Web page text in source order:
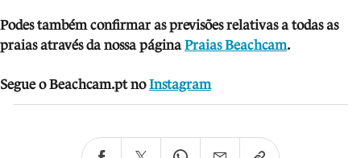
Podes também confirmar as previsões relativas a todas as
praias através da nossa páginaPraias Beachcam.
Segue o Beachcam.pt no Instagram